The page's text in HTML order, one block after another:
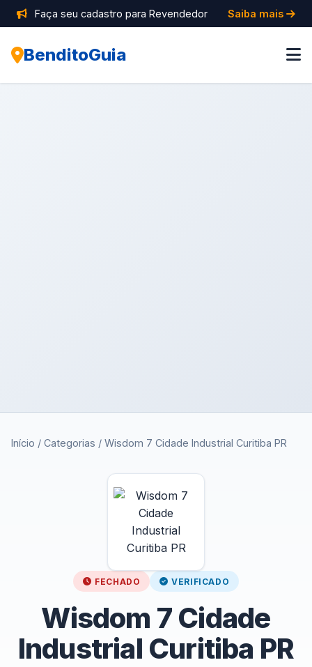
Faça seu cadastro para Revendedor Saiba mais
BenditoGuia
Início / Categorias / Wisdom 7 Cidade Industrial Curitiba PR
FECHADO VERIFICADO
Wisdom 7 Cidade
Industrial Curitiba PR